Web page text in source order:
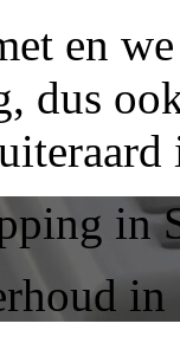
en
dus
in
in